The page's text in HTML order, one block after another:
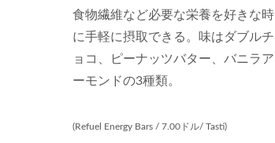
食物繊維など必要な栄養を好きな時
に手軽に摂取できる。味はダブルチ
ョコ、ピーナッツバター、バニラア
ーモンドの3種類。
(Refuel Energy Bars / 7.00ドル/ Tasti)